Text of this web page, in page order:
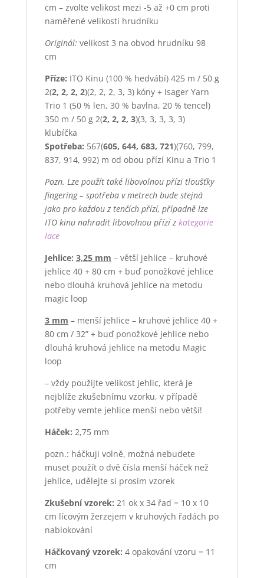
cm – zvolte velikost mezi -5 až +0 cm proti
naměřené velikosti hrudníku
Originál: velikost 3 na obvod hrudníku 98
cm
Příze: ITO Kinu (100 % hedvábí) 425 m / 50 g
2(2, 2, 2, 2)(2, 2, 2, 3, 3) kóny+ Isager Yarn
Trio 1 (50 % len, 30 % bavlna, 20 % tencel)
350 m / 50 g 2(2, 2, 2, 3)(3, 3, 3, 3, 3)
klubíčka
Spotřeba: 567(605, 644, 683, 721)(760, 799,
837, 914, 992) m od obou přízí Kinu a Trio 1
Pozn. Lze použít také libovolnou přízi tloušťky
fingering – spotřeba v metrech bude stejná
jako pro každou z tenčích přízí, případně lze
ITO kinu nahradit libovolnou přízí z kategorie
lace
Jehlice: 3,25 mm – větší jehlice – kruhové
jehlice 40 + 80 cm + buď ponožkové jehlice
nebo dlouhá kruhová jehlice na metodu
magic loop
3 mm – menší jehlice – kruhové jehlice 40 +
80 cm / 32” + buď ponožkové jehlice nebo
dlouhá kruhová jehlice na metodu Magic
loop
– vždy použijte velikost jehlic, která je
nejblíže zkušebnímu vzorku, v případě
potřeby vemte jehlice menší nebo větší!
Háček: 2,75 mm
pozn.: háčkuji volně, možná nebudete
muset použít o dvě čísla menší háček než
jehlice, udělejte si prosím vzorek
Zkušební vzorek: 21 ok x 34 řad = 10 x 10
cm lícovým žerzejem v kruhových řadách po
nablokování
Háčkovaný vzorek: 4 opakování vzoru = 11
cm